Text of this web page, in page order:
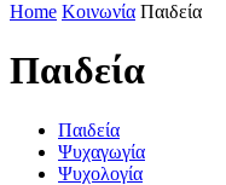
Home Κοινωνία Παιδεία
Παιδεία
Παιδεία
Ψυχαγωγία
Ψυχολογία